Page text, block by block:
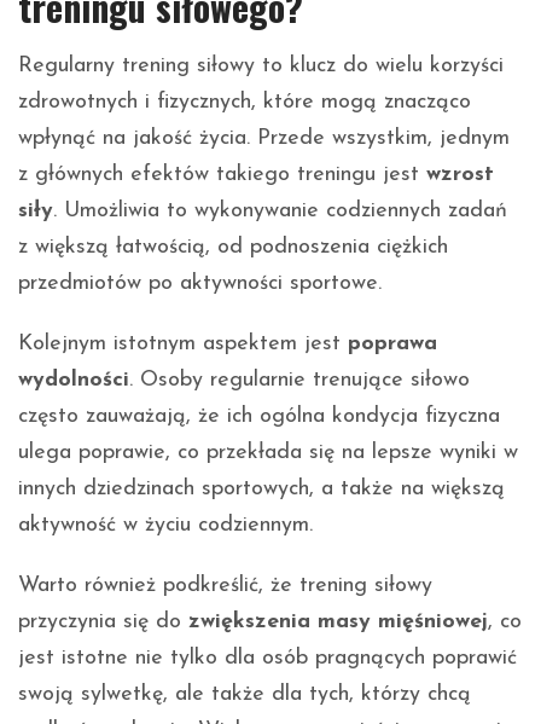
Regularny trening siłowy to klucz do wielu korzyści
zdrowotnych i fizycznych, które mogą znacząco
wpłynąć na jakość życia. Przede wszystkim, jednym
z głównych efektów takiego treningu jest wzrost
siły. Umożliwia to wykonywanie codziennych zadań
z większą łatwością, od podnoszenia ciężkich
przedmiotów po aktywności sportowe.
Kolejnym istotnym aspektem jest poprawa
wydolności. Osoby regularnie trenujące siłowo
często zauważają, że ich ogólna kondycja fizyczna
ulega poprawie, co przekłada się na lepsze wyniki w
innych dziedzinach sportowych, a także na większą
aktywność w życiu codziennym.
Warto również podkreślić, że trening siłowy
przyczynia się do zwiększenia masy mięśniowej, co
jest istotne nie tylko dla osób pragnących poprawić
swoją sylwetkę, ale także dla tych, którzy chcą